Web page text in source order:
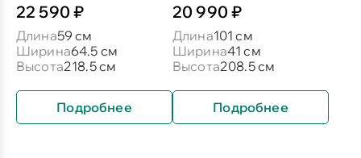
22 590 ₽
Длина59 см
Ширина64.5 см
Высота218.5 см
Подробнее
20 990 ₽
Длина101 см
Ширина41 см
Высота208.5 см
Подробнее